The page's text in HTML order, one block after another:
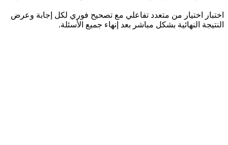
اختبار اختيار من متعدد تفاعلي مع تصحيح فوري لكل إجابة وعرض
النتيجة النهائية بشكل مباشر بعد إنهاء جميع الأسئلة.